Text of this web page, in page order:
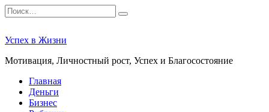
Перейти
к
Search
for:
Успех в Жизни
Мотивация, Личностный рост, Успех и Благосостояние
Главная
Деньги
Бизнес